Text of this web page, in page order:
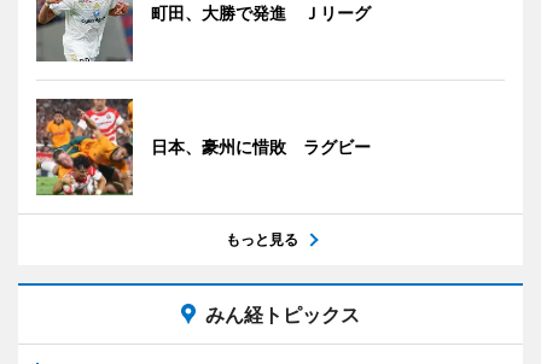
町田、大勝で発進 Ｊリーグ
日本、豪州に惜敗 ラグビー
もっと見る
みん経トピックス